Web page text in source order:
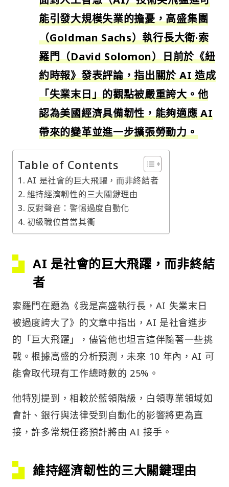
能引發大規模失業的擔憂，高盛集團
（Goldman Sachs）執行長大衛·索
羅門（David Solomon）日前於《紐
約時報》發表評論，指出關於 AI 造成
「失業末日」的觀點被嚴重誇大。他
認為美國經濟具備韌性，能夠適應 AI
帶來的變革並進一步擴張勞動力。
Table of Contents
AI 是社會的巨大飛躍，而非終結者
維持經濟韌性的三大關鍵理由
反對聲音：警惕過度自動化
初級職位首當其衝
AI 是社會的巨大飛躍，而非終結
者
索羅門在題為《我是高盛執行長，AI 失業末日
被過度誇大了》的文章中指出，AI 是社會進步
的「巨大飛躍」，儘管他也坦言這伴隨著一些挑
戰。根據高盛的分析預測，未來 10 年內，AI 可
能會取代現有工作總時數的 25%。
他特別提到，相較於藍領階級，白領專業領域如
會計、銀行與法律受到自動化的影響將更為直
接，許多常規任務預計將由 AI 接手。
維持經濟韌性的三大關鍵理由